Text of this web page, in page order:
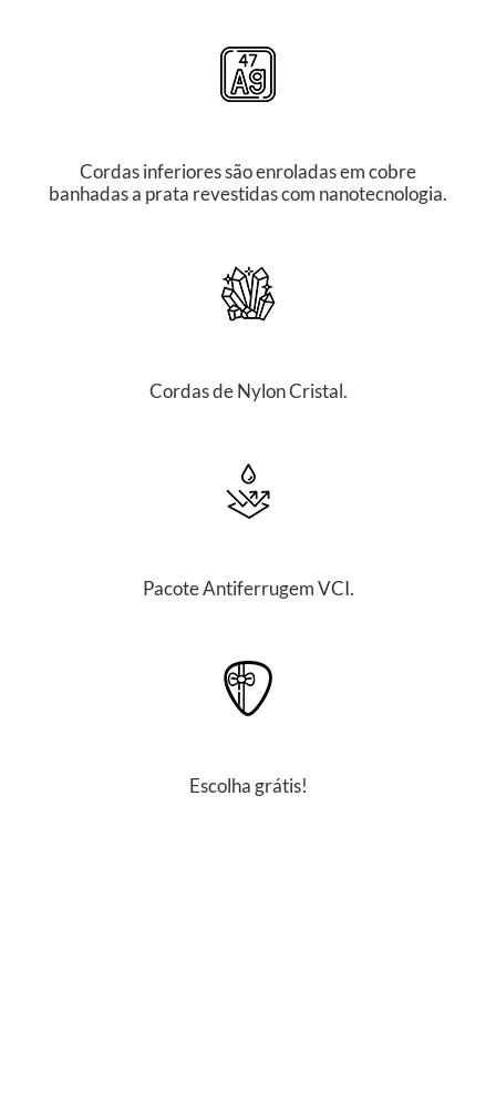
Cordas inferiores são enroladas em cobre
banhadas a prata revestidas com nanotecnologia.
Cordas de Nylon Cristal.
Pacote Antiferrugem VCI.
Escolha grátis!